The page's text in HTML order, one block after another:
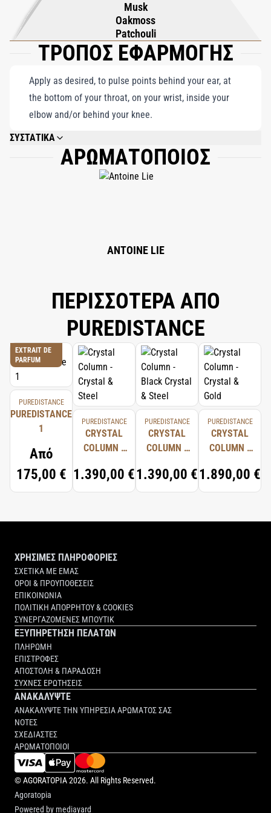
εμπειρία. Η διακριτική πολυπλοκότητα και ο μυστηριώδης
χαρακτήρας του προορίζονται για εκείνους που βρίσκονται
κοντά στην καρδιά, προσφέροντας μια αισθητηριακή εμπειρία
διαχρονική, όπως υπαινίσσεται και το όνομά του. Ιδανικό για
λάτρεις της ήσυχης κομψότητας, το AENOTUS είναι μια
ποιητική σύνθεση φρεσκάδας, βάθους και ωρίμανσης που
μένει στη μνήμη σαν ένα κομψό αεράκι.
Musk
Oakmoss
Patchouli
ΤΡΟΠΟΣ ΕΦΑΡΜΟΓΗΣ
Apply as desired, to pulse points behind your ear, at
the bottom of your throat, on your wrist, inside your
elbow and/or behind your knee.
ΣΥΣΤΑΤΙΚΑ
ALCOHOL (SD ALCOHOL 40-B), PARFUM, AQUA, T-BUTYL ALCOHOL, BHT,
ALPHA- ISOMETHYL IONONE, BENZYL BENZOATE, CITRAL, CITRONELLOL,
COUMARIN, GERANIOL, LIMONENE, LINALOOL.
ΑΡΩΜΑΤΟΠΟΙΟΣ
ANTOINE LIE
ΠΕΡΙΣΣΟΤΕΡΑ ΑΠΟ
PUREDISTANCE
EXTRAIT DE
PARFUM
PUREDISTANCE
PUREDISTANCE
1
Από
175,00 €
PUREDISTANCE
CRYSTAL
COLUMN -
STEEL
1.390,00 €
PUREDISTANCE
CRYSTAL
COLUMN -
CRYSTAL &
STEEL
1.390,00 €
PUREDISTANCE
CRYSTAL
COLUMN -
GOLD
1.890,00 €
ΧΡΗΣΙΜΕΣ ΠΛΗΡΟΦΟΡΙΕΣ
ΣΧΕΤΙΚΑ ΜΕ ΕΜΑΣ
ΟΡΟΙ & ΠΡΟΥΠΟΘΕΣΕΙΣ
ΕΠΙΚΟΙΝΩΝΙΑ
ΠΟΛΙΤΙΚΗ ΑΠΟΡΡΗΤΟΥ & COOKIES
ΣΥΝΕΡΓΑΖΟΜΕΝΕΣ ΜΠΟΥΤΙΚ
ΕΞΥΠΗΡΕΤΗΣΗ ΠΕΛΑΤΩΝ
ΠΛΗΡΩΜΗ
ΕΠΙΣΤΡΟΦΕΣ
ΑΠΟΣΤΟΛΗ & ΠΑΡΑΔΟΣΗ
ΣΥΧΝΕΣ ΕΡΩΤΗΣΕΙΣ
ΑΝΑΚΑΛΥΨΤΕ
ΑΝΑΚΑΛΥΨΤΕ ΤΗΝ ΥΠΗΡΕΣΙΑ ΑΡΩΜΑΤΟΣ ΣΑΣ
ΝΟΤΕΣ
ΣΧΕΔΙΑΣΤΕΣ
ΑΡΩΜΑΤΟΠΟΙΟΙ
©AGORATOPIA2026. All Rights Reserved.
Agoratopia
Powered by mediayard